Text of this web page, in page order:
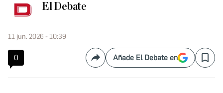
El Debate
11 jun. 2026 - 10:39
0 CompartirAñade El Debate en Save